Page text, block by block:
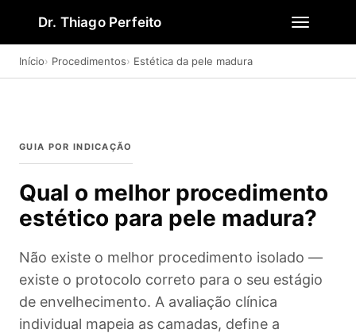
Dr. Thiago Perfeito
Início Procedimentos Estética da pele madura
GUIA POR INDICAÇÃO
Qual o melhor procedimento
estético para pele madura?
Não existe o melhor procedimento isolado —
existe o protocolo correto para o seu estágio
de envelhecimento. A avaliação clínica
individual mapeia as camadas, define a